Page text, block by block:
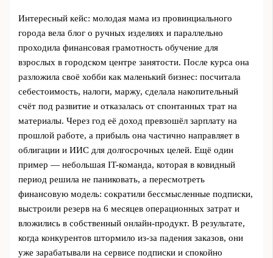
Интересный кейс: молодая мама из провинциального
города вела блог о ручных изделияx и параллельно
проходила финансовая грамотность обучение для
взрослых в городском центре занятости. После курса она
разложила своё хобби как маленький бизнес: посчитала
себестоимость, налоги, маржу, сделала накопительный
счёт под развитие и отказалась от спонтанных трат на
материалы. Через год её доход превзошёл зарплату на
прошлой работе, а прибыль она частично направляет в
облигации и ИИС для долгосрочных целей. Ещё один
пример — небольшая IT-команда, которая в ковидный
период решила не паниковать, а пересмотреть
финансовую модель: сократили бессмысленные подписки,
выстроили резерв на 6 месяцев операционных затрат и
вложились в собственный онлайн-продукт. В результате,
когда конкурентов штормило из-за падения заказов, они
уже зарабатывали на сервисе подписки и спокойно